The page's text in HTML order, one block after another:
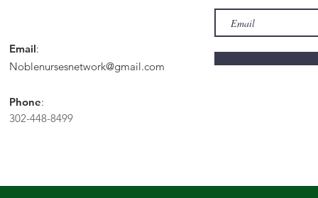
Email:
Noblenursesnetwork@gmail.com
Phone:
302-448-8499